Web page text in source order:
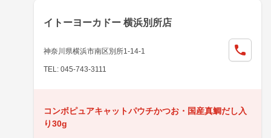
イトーヨーカドー 横浜別所店
神奈川県横浜市南区別所1-14-1
TEL: 045-743-3111
コンボピュアキャットパウチかつお・国産真鯛だし入
り30g